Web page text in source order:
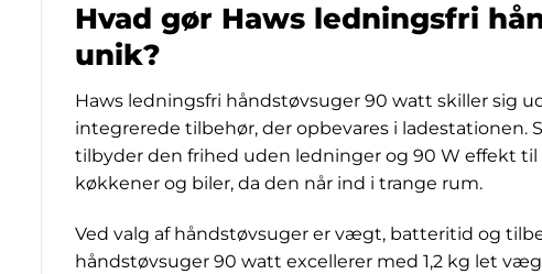
Hvad gør Haws ledningsfri
unik?
Haws ledningsfri håndstøvsuger 90 watt skiller sig
integrerede tilbehør, der opbevares i ladestationen.
tilbyder den frihed uden ledninger og 90 W effekt
køkkener og biler, da den når ind i trange rum.
Ved valg af håndstøvsuger er vægt, batteritid og
håndstøvsuger 90 watt excellerer med 1,2 kg let